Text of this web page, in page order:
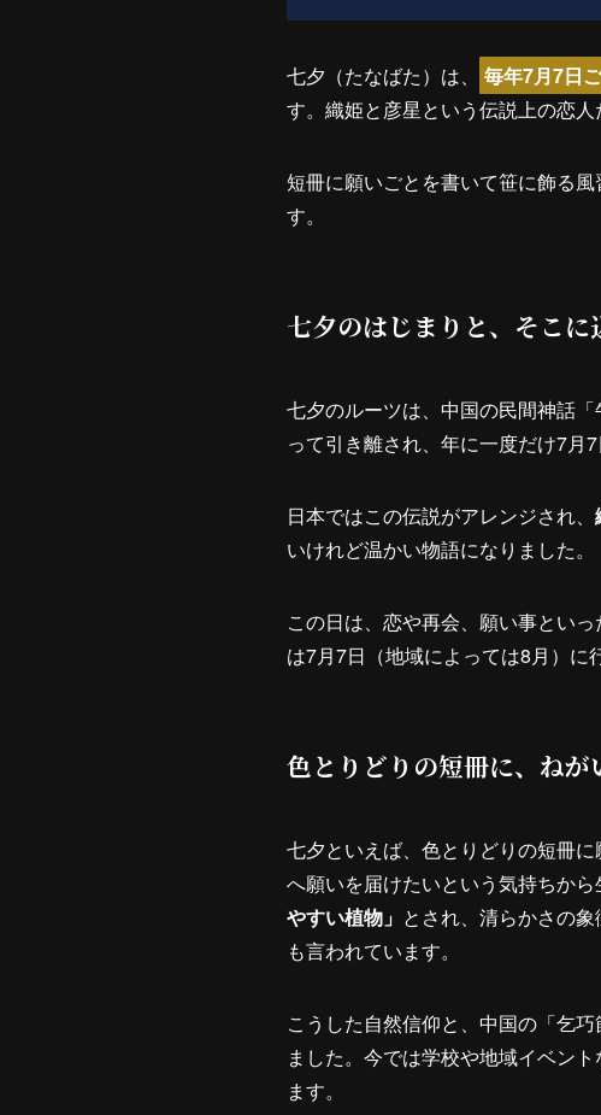
七夕（たなばた）は、 毎年7月7日
す。織姫と彦星という伝説上の恋
短冊に願いごとを書いて笹に飾る
す。
七夕のはじまりと、そこに
七夕のルーツは、中国の民間神話
って引き離され、年に一度だけ7月
日本ではこの伝説がアレンジされ、
いけれど温かい物語になりました。
この日は、恋や再会、願い事とい
は7月7日（地域によっては8月）に
色とりどりの短冊に、ねが
七夕といえば、色とりどりの短冊
へ願いを届けたいという気持ちか
やすい植物」 とされ、清らかさの
も言われています。
こうした自然信仰と、中国の「乞
ました。今では学校や地域イベント
ます。